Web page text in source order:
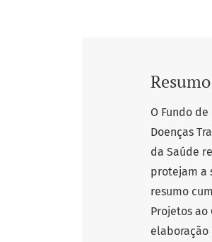
Resumo
O Fundo
Doenças
da Saúde
protejam a
resumo
Projetos ao
elaboração